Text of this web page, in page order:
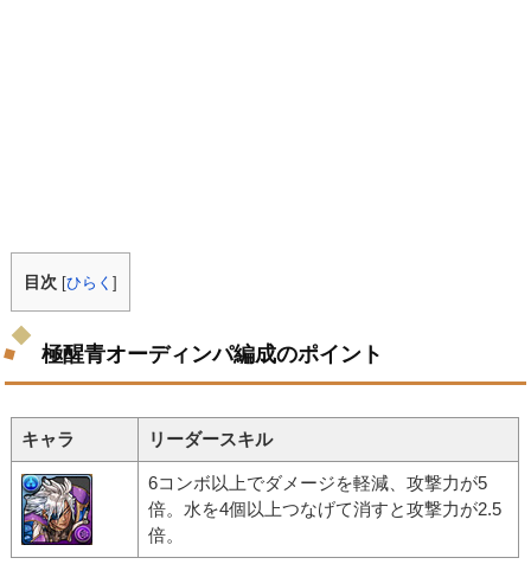
目次 [ひらく]
極醒青オーディンパ編成のポイント
キャラ リーダースキル
6コンボ以上でダメージを軽減、攻撃力が5
倍。水を4個以上つなげて消すと攻撃力が2.5
倍。